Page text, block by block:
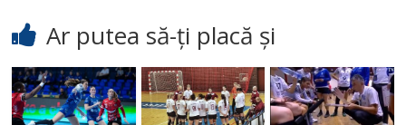
Ar putea să-ți placă și